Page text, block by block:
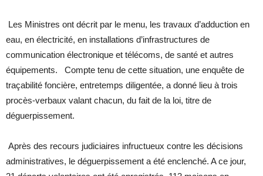
Les Ministres ont décrit par le menu, les travaux d’adduction en
eau, en électricité, en installations d’infrastructures de
communication électronique et télécoms, de santé et autres
équipements. Compte tenu de cette situation, une enquête de
traçabilité foncière, entretemps diligentée, a donné lieu à trois
procès-verbaux valant chacun, du fait de la loi, titre de
déguerpissement.
Après des recours judiciaires infructueux contre les décisions
administratives, le déguerpissement a été enclenché. A ce jour,